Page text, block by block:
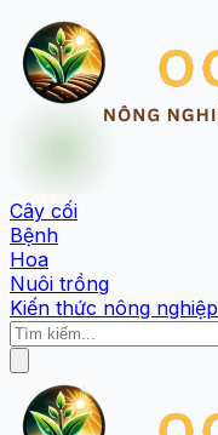
Cây cối
Bệnh
Hoa
Nuôi trồng
Kiến thức nông nghiệp